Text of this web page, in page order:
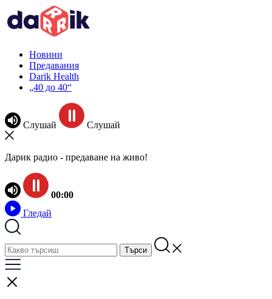
Новини
Предавания
Darik Health
„40 до 40“
Слушай Слушай
Дарик радио - предаване на живо!
00:00
Гледай